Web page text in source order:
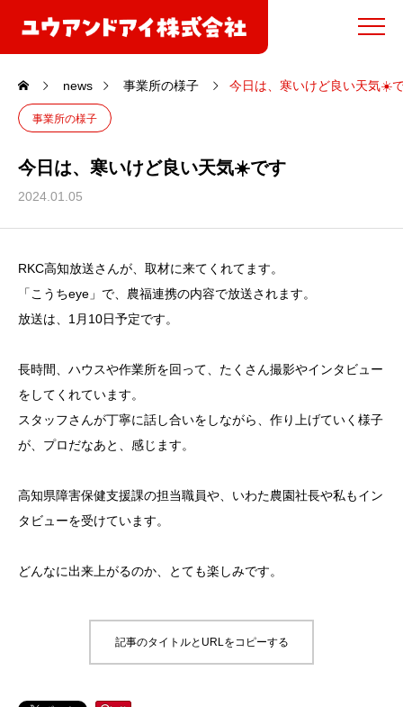
news 事業所の様子 今日は、寒いけど良い天気☀️
事業所の様子
今日は、寒いけど良い天気☀️です
2024.01.05
RKC高知放送さんが、取材に来てくれてます。
「こうちeye」で、農福連携の内容で放送されます。
放送は、1月10日予定です。
長時間、ハウスや作業所を回って、たくさん撮影やインタビュー
をしてくれています。
スタッフさんが丁寧に話し合いをしながら、作り上げていく様子
が、プロだなあと、感じます。
高知県障害保健支援課の担当職員や、いわた農園社長や私もイン
タビューを受けています。
どんなに出来上がるのか、とても楽しみです。
記事のタイトルとURLをコピーする